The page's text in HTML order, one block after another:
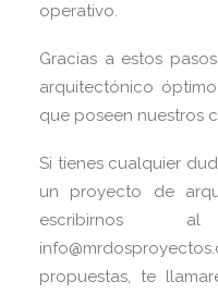
operativo.
Gracias a estos
arquitectónico
que poseen nuestros
Si tienes cualquier
un proyecto de
escribirnos
propuestas, te